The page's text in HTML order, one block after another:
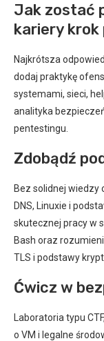
Jak zostać
kariery krok
Najkrótsza
dodaj praktykę
systemami, sieci,
analityka
pentestingu.
Zdobądź
Bez solidnej wiedzy
DNS, Linuxie i
skutecznej pracy w
Bash oraz
TLS i podstawy
Ćwicz w
Laboratoria typu
o VM i legalne